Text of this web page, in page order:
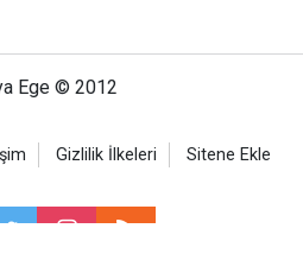
Ege © 2012
Gizlilik İlkeleri Sitene Ekle